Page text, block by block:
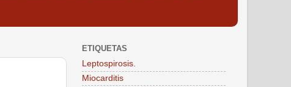
ETIQUETAS
Leptospirosis.
Miocarditis